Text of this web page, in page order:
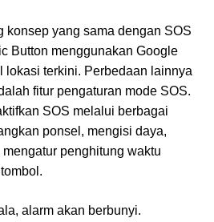
konsep yang sama dengan SOS
Button menggunakan Google
lokasi terkini. Perbedaan lainnya
fitur pengaturan mode SOS.
SOS melalui berbagai
ponsel, mengisi daya,
penghitung waktu
alarm akan berbunyi.